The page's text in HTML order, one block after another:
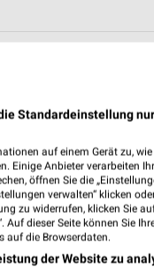
Standardeinstellung
auf einem Gerät zu,
Einige Anbieter verarbeiten
öffnen Sie die
verwalten“ klicken
zu widerrufen, klicken Sie
Auf dieser Seite können Sie
auf die Browserdaten.
der Website zu